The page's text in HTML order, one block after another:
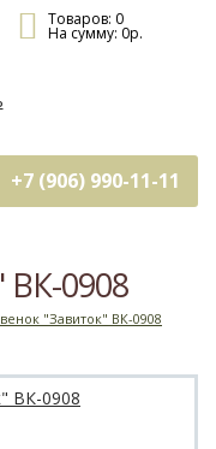
Товаров: 0
На сумму: 0р.
+7 (906) 990-11-11
ВК-0908
"Завиток" ВК-0908